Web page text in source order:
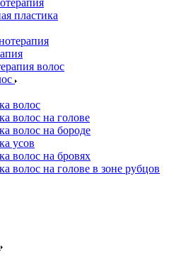
пластика
волос
волос
волос на голове
волос на бороде
усов
волос на бровях
волос на голове в зоне рубцов